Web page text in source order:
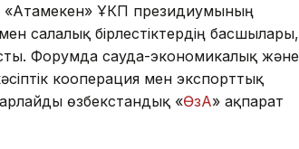
«Атамекен» ҰКП президиумының
салалық бірлестіктердің басшылары,
Форумда сауда-экономикалық және
кооперация мен экспорттық
өзбекстандық «ӨзА» ақпарат